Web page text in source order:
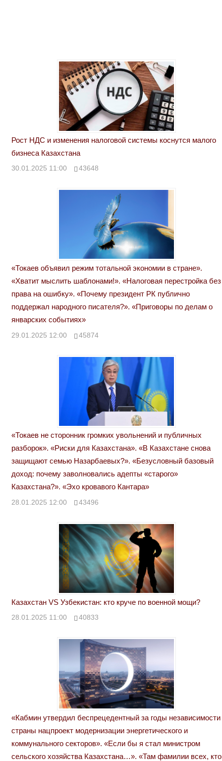
Рост НДС и изменения налоговой системы коснутся малого
бизнеса Казахстана
30.01.2025 11:00 43648
«Токаев объявил режим тотальной экономии в стране».
«Хватит мыслить шаблонами!». «Налоговая перестройка без
права на ошибку». «Почему президент РК публично
поддержал народного писателя?». «Приговоры по делам о
январских событиях»
29.01.2025 12:00 45874
«Токаев не сторонник громких увольнений и публичных
разборок». «Риски для Казахстана». «В Казахстане снова
защищают семью Назарбаевых?». «Безусловный базовый
доход: почему заволновались адепты «старого»
Казахстана?». «Эхо кровавого Кантара»
28.01.2025 12:00 43496
Казахстан VS Узбекистан: кто круче по военной мощи?
28.01.2025 11:00 40833
«Кабмин утвердил беспрецедентный за годы независимости
страны нацпроект модернизации энергетического и
коммунального секторов». «Если бы я стал министром
сельского хозяйства Казахстана…». «Там фамилии всех, кто